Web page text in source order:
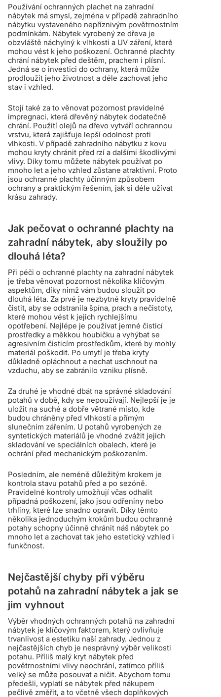
Používání ochranných plachet na zahradní
nábytek má smysl, zejména v případě zahradního
nábytku vystaveného nepříznivým povětrnostním
podmínkám. Nábytek vyrobený ze dřeva je
obzvláště náchylný k vlhkosti a UV záření, které
mohou vést k jeho poškození. Ochranné plachty
chrání nábytek před deštěm, prachem i plísní.
Jedná se o investici do ochrany, která může
prodloužit jeho životnost a déle zachovat jeho
stav i vzhled.
Stojí také za to věnovat pozornost pravidelné
impregnaci, která dřevěný nábytek dodatečně
chrání. Použití olejů na dřevo vytváří ochrannou
vrstvu, která zajišťuje lepší odolnost proti
vlhkosti. V případě zahradního nábytku z kovu
mohou kryty chránit před rzí a dalšími škodlivými
vlivy. Díky tomu můžete nábytek používat po
mnoho let a jeho vzhled zůstane atraktivní. Proto
jsou ochranné plachty účinným způsobem
ochrany a praktickým řešením, jak si déle užívat
krásu zahrady.
Jak pečovat o ochranné plachty na
zahradní nábytek, aby sloužily po
dlouhá léta?
Při péči o ochranné plachty na zahradní nábytek
je třeba věnovat pozornost několika klíčovým
aspektům, díky nimž vám budou sloužit po
dlouhá léta. Za prvé je nezbytné kryty pravidelně
čistit, aby se odstranila špína, prach a nečistoty,
které mohou vést k jejich rychlejšímu
opotřebení. Nejlépe je používat jemné čisticí
prostředky a měkkou houbičku a vyhýbat se
agresivním čisticím prostředkům, které by mohly
materiál poškodit. Po umytí je třeba kryty
důkladně opláchnout a nechat uschnout na
vzduchu, aby se zabránilo vzniku plísně.
Za druhé je vhodné dbát na správné skladování
potahů v době, kdy se nepoužívají. Nejlepší je je
uložit na suché a dobře větrané místo, kde
budou chráněny před vlhkostí a přímým
slunečním zářením. U potahů vyrobených ze
syntetických materiálů je vhodné zvážit jejich
skladování ve speciálních obalech, které je
ochrání před mechanickým poškozením.
Posledním, ale neméně důležitým krokem je
kontrola stavu potahů před a po sezóně.
Pravidelné kontroly umožňují včas odhalit
případná poškození, jako jsou odřeniny nebo
trhliny, které lze snadno opravit. Díky těmto
několika jednoduchým krokům budou ochranné
potahy schopny účinně chránit náš nábytek po
mnoho let a zachovat tak jeho estetický vzhled i
funkčnost.
Nejčastější chyby při výběru
potahů na zahradní nábytek a jak se
jim vyhnout
Výběr vhodných ochranných potahů na zahradní
nábytek je klíčovým faktorem, který ovlivňuje
trvanlivost a estetiku naší zahrady. Jednou z
nejčastějších chyb je nesprávný výběr velikosti
potahu. Příliš malý kryt nábytek před
povětrnostními vlivy neochrání, zatímco příliš
velký se může posouvat a ničit. Abychom tomu
předešli, vyplatí se nábytek před nákupem
pečlivě změřit, a to včetně všech doplňkových